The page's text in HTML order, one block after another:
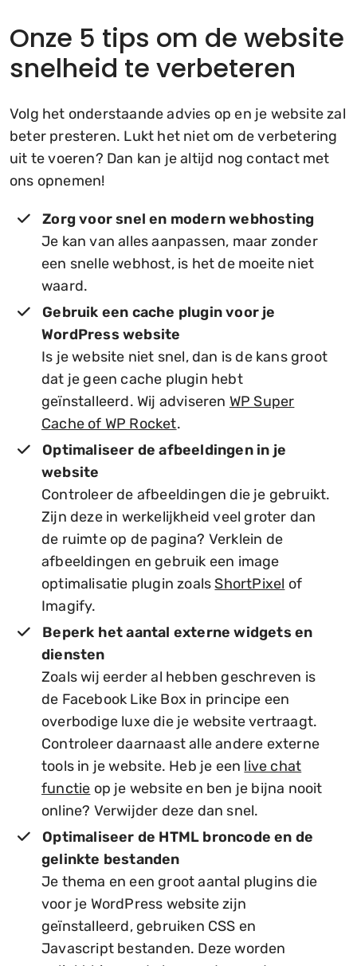
Onze 5 tips om de website
snelheid te verbeteren
Volg het onderstaande advies op en je website zal
beter presteren. Lukt het niet om de verbetering
uit te voeren? Dan kan je altijd nog contact met
ons opnemen!
Zorg voor snel en modern webhosting
Je kan van alles aanpassen, maar zonder
een snelle webhost, is het de moeite niet
waard.
Gebruik een cache plugin voor je
WordPress website
Is je website niet snel, dan is de kans groot
dat je geen cache plugin hebt
geïnstalleerd. Wij adviseren WP Super
Cache of WP Rocket.
Optimaliseer de afbeeldingen in je
website
Controleer de afbeeldingen die je gebruikt.
Zijn deze in werkelijkheid veel groter dan
de ruimte op de pagina? Verklein de
afbeeldingen en gebruik een image
optimalisatie plugin zoals ShortPixel of
Imagify.
Beperk het aantal externe widgets en
diensten
Zoals wij eerder al hebben geschreven is
de Facebook Like Box in principe een
overbodige luxe die je website vertraagt.
Controleer daarnaast alle andere externe
tools in je website. Heb je een live chat
functie op je website en ben je bijna nooit
online? Verwijder deze dan snel.
Optimaliseer de HTML broncode en de
gelinkte bestanden
Je thema en een groot aantal plugins die
voor je WordPress website zijn
geïnstalleerd, gebruiken CSS en
Javascript bestanden. Deze worden